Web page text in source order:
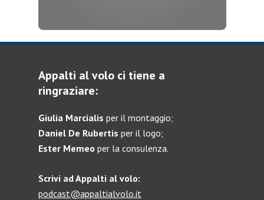
Appalti al volo ci tiene a
ringraziare:
Giulia Marcialis per il montaggio;
Daniel De Rubertis per il logo;
Ester Memeo per la consulenza.
Scrivi ad Appalti al volo:
podcast@appaltialvolo.it